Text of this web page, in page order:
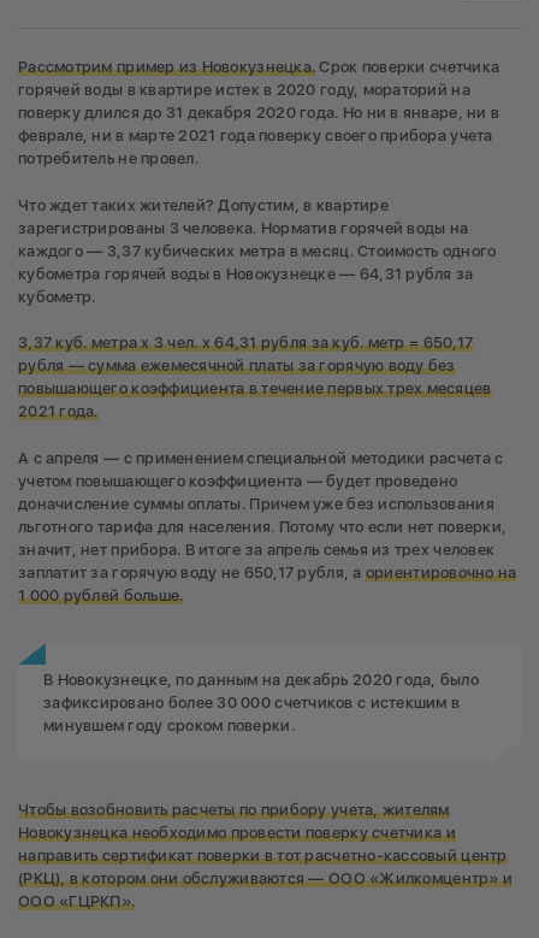
Рассмотрим пример из Новокузнецка. Срок поверки счетчика
горячей воды в квартире истек в 2020 году, мораторий на
поверку длился до 31 декабря 2020 года. Но ни в январе, ни в
феврале, ни в марте 2021 года поверку своего прибора учета
потребитель не провел.
Что ждет таких жителей? Допустим, в квартире
зарегистрированы 3 человека. Норматив горячей воды на
каждого — 3,37 кубических метра в месяц. Стоимость одного
кубометра горячей воды в Новокузнецке — 64,31 рубля за
кубометр.
3,37 куб. метра х 3 чел. х 64,31 рубля за куб. метр = 650,17
рубля — сумма ежемесячной платы за горячую воду без
повышающего коэффициента в течение первых трех месяцев
2021 года.
А с апреля — с применением специальной методики расчета с
учетом повышающего коэффициента — будет проведено
доначисление суммы оплаты. Причем уже без использования
льготного тарифа для населения. Потому что если нет поверки,
значит, нет прибора. В итоге за апрель семья из трех человек
заплатит за горячую воду не 650,17 рубля, а ориентировочно на
1 000 рублей больше.
В Новокузнецке, по данным на декабрь 2020 года, было
зафиксировано более 30 000 счетчиков с истекшим в
минувшем году сроком поверки.
Чтобы возобновить расчеты по прибору учета, жителям
Новокузнецканеобходимопровести поверку счетчика и
направить сертификат поверки в тот расчетно-кассовый центр
(РКЦ), в котором они обслуживаются —ООО «Жилкомцентр» и
ООО «ГЦРКП».